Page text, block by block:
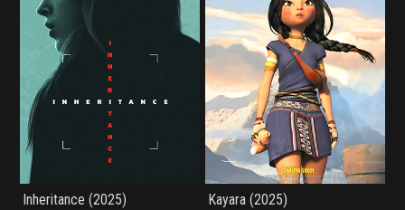
Inheritance (2025) Kayara (2025)